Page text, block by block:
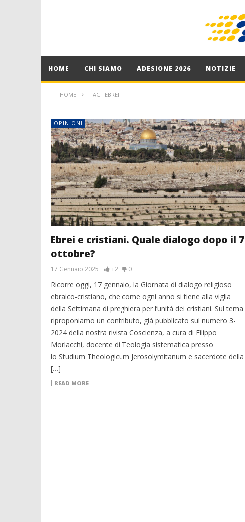
HOME CHI SIAMO ADESIONE 2026 NOTIZIE
HOME TAG "EBREI"
OPINIONI
Ebrei e cristiani. Quale dialogo dopo il 7
ottobre?
17 Gennaio 2025 +2 0
Ricorre oggi, 17 gennaio, la Giornata di dialogo religioso
ebraico-cristiano, che come ogni anno si tiene alla viglia
della Settimana di preghiera per l’unità dei cristiani. Sul tema
riproponiamo un contributo, già pubblicato sul numero 3-
2024 della nostra rivista Coscienza, a cura di Filippo
Morlacchi, docente di Teologia sistematica presso
lo Studium Theologicum Jerosolymitanum e sacerdote della
[…]
READ MORE